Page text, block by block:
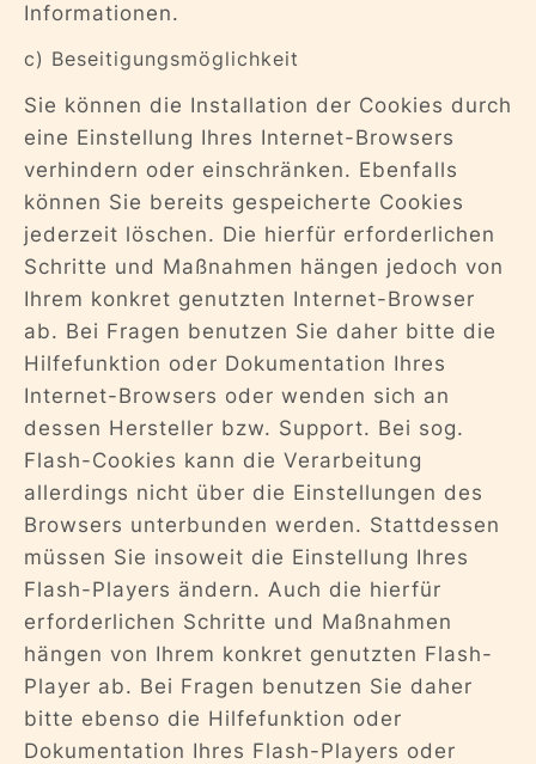
Informationen.
c) Beseitigungsmöglichkeit
Sie können die Installation der Cookies durch
eine Einstellung Ihres Internet-Browsers
verhindern oder einschränken. Ebenfalls
können Sie bereits gespeicherte Cookies
jederzeit löschen. Die hierfür erforderlichen
Schritte und Maßnahmen hängen jedoch von
Ihrem konkret genutzten Internet-Browser
ab. Bei Fragen benutzen Sie daher bitte die
Hilfefunktion oder Dokumentation Ihres
Internet-Browsers oder wenden sich an
dessen Hersteller bzw. Support. Bei sog.
Flash-Cookies kann die Verarbeitung
allerdings nicht über die Einstellungen des
Browsers unterbunden werden. Stattdessen
müssen Sie insoweit die Einstellung Ihres
Flash-Players ändern. Auch die hierfür
erforderlichen Schritte und Maßnahmen
hängen von Ihrem konkret genutzten Flash-
Player ab. Bei Fragen benutzen Sie daher
bitte ebenso die Hilfefunktion oder
Dokumentation Ihres Flash-Players oder